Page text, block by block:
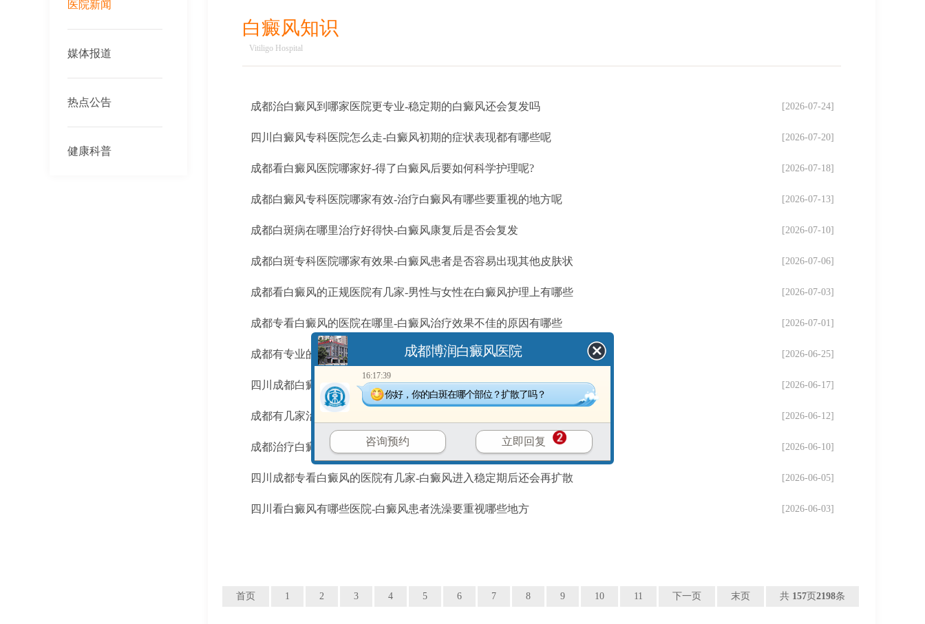
医院新闻
媒体报道
热点公告
健康科普
白癜风知识
Vitiligo Hospital
成都治白癜风到哪家医院更专业-稳定期的白癜风还会复发吗 [2026-07-24]
四川白癜风专科医院怎么走-白癜风初期的症状表现都有哪些呢 [2026-07-20]
成都看白癜风医院哪家好-得了白癜风后要如何科学护理呢? [2026-07-18]
成都白癜风专科医院哪家有效-治疗白癜风有哪些要重视的地方呢 [2026-07-13]
成都白斑病在哪里治疗好得快-白癜风康复后是否会复发 [2026-07-10]
成都白斑专科医院哪家有效果-白癜风患者是否容易出现其他皮肤状 [2026-07-06]
成都看白癜风的正规医院有几家-男性与女性在白癜风护理上有哪些 [2026-07-03]
成都专看白癜风的医院在哪里-白癜风治疗效果不佳的原因有哪些 [2026-07-01]
成都有专业的白癜风医院吗-早期的白癜风不治疗会自行好转吗 [2026-06-25]
四川成都白癜风医院在哪里-老年白癜风不治疗会带来哪些影响 [2026-06-17]
成都有几家治疗白癜风的医院-年龄增长会导致白癜风病情严重吗 [2026-06-12]
成都治疗白癜风专业的医院怎么走-哪些日常习惯可能成为白癜风的 [2026-06-10]
四川成都专看白癜风的医院有几家-白癜风进入稳定期后还会再扩散 [2026-06-05]
四川看白癜风有哪些医院-白癜风患者洗澡要重视哪些地方 [2026-06-03]
首页 1 2 3 4 5 6 7 8 9 10 11 下一页 末页 共 157页 2198条
成都博润白癜风医院
16:17:39
你好，你的白斑在哪个部位？扩散了吗？
咨询预约 立即回复